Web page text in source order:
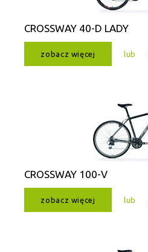
CROSSWAY 40-D LADY
zobacz więcej lub
CROSSWAY 100-V
zobacz więcej lub